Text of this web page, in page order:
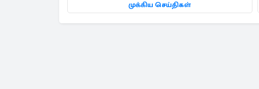
முக்கிய செய்திகள்